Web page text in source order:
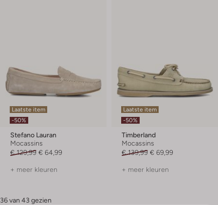
Laatste item
-50%
Stefano Lauran
Mocassins
€ 129,99 € 64,99
+ meer kleuren
Laatste item
-50%
Timberland
Mocassins
€ 139,99 € 69,99
+ meer kleuren
36 van 43 gezien